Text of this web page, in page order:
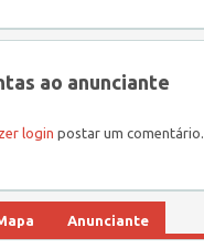
ao anunciante
login postar um comentário.
Anunciante